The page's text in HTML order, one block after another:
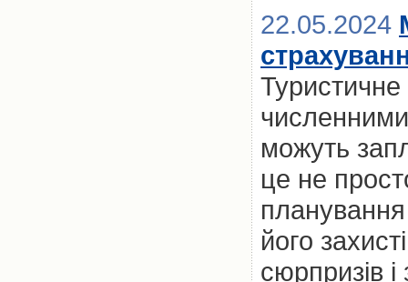
22.05.2024
можуть
це не
його
сюрпризів